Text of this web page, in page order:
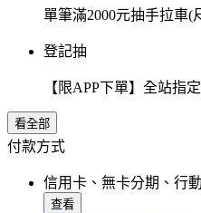
單筆滿2000元抽手拉車(
登記抽
【限APP下單】全站指
看全部
付款方式
信用卡、無卡分期、行
查看